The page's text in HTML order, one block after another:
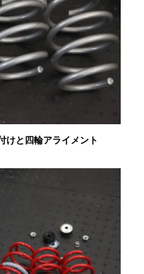
けと四輪アライメント